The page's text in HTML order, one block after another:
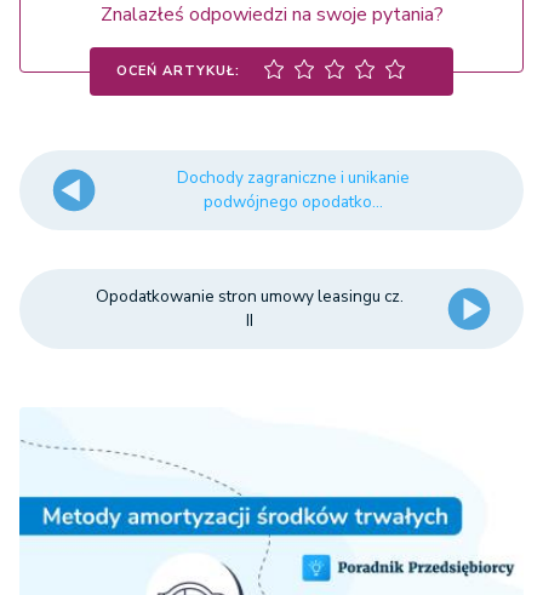
Znalazłeś odpowiedzi na swoje pytania?
OCEŃ ARTYKUŁ:
Dochody zagraniczne i unikanie
podwójnego opodatko...
Opodatkowanie stron umowy leasingu cz.
II